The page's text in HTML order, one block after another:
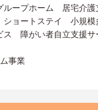
ープホーム 居宅介護
ョートステイ 小規模
ス 障がい者自立支援
事業